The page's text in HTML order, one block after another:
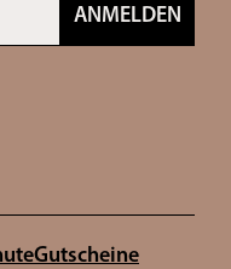
ANMELDEN
Gutscheine